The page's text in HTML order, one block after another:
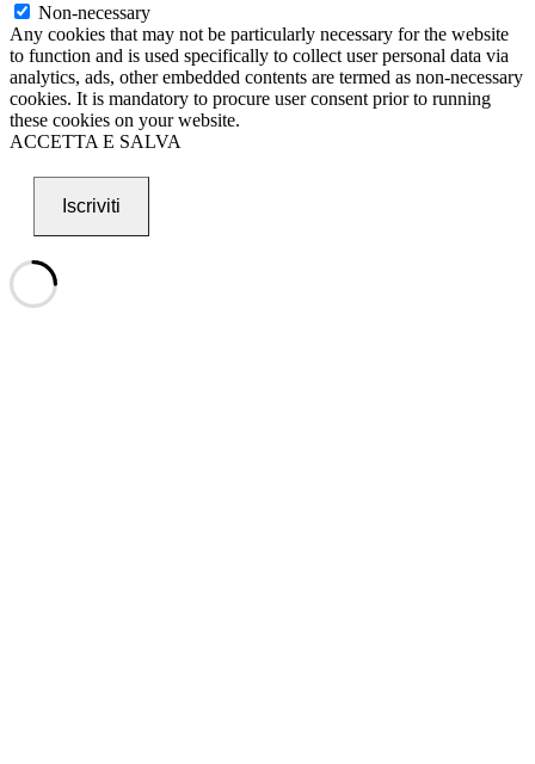
Non-necessary
Any cookies that may not be particularly necessary for the website
to function and is used specifically to collect user personal data via
analytics, ads, other embedded contents are termed as non-necessary
cookies. It is mandatory to procure user consent prior to running
these cookies on your website.
ACCETTA E SALVA
Iscriviti